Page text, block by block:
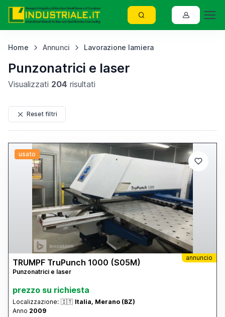
Home Annunci Lavorazione lamiera
Punzonatrici e laser
Visualizzati 204 risultati
Reset filtri
usato
annuncio
TRUMPF TruPunch 1000 (S05M)
Punzonatrici e laser
prezzo su richiesta
Localizzazione: 🇮🇹 Italia, Merano (BZ)
Anno 2009